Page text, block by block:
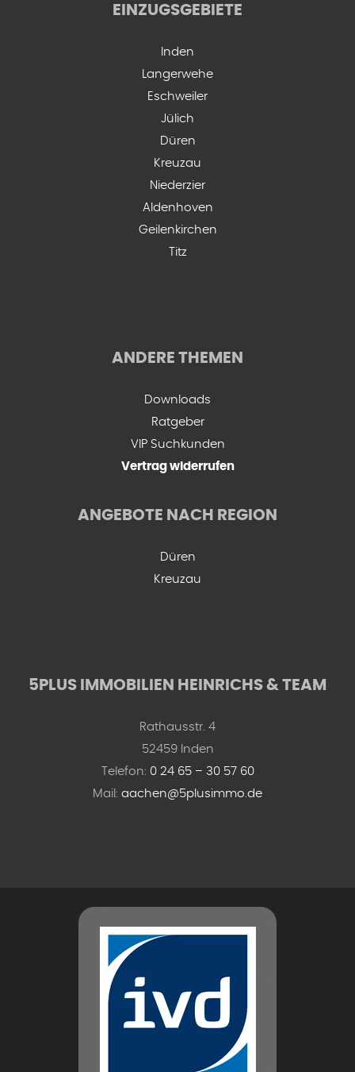
EINZUGSGEBIETE
Inden
Langerwehe
Eschweiler
Jülich
Düren
Kreuzau
Niederzier
Aldenhoven
Geilenkirchen
Titz
ANDERE THEMEN
Downloads
Ratgeber
VIP Suchkunden
Vertrag widerrufen
ANGEBOTE NACH REGION
Düren
Kreuzau
5PLUS IMMOBILIEN HEINRICHS & TEAM
Rathausstr. 4
52459 Inden
Telefon: 0 24 65 – 30 57 60
Mail: aachen@5plusimmo.de